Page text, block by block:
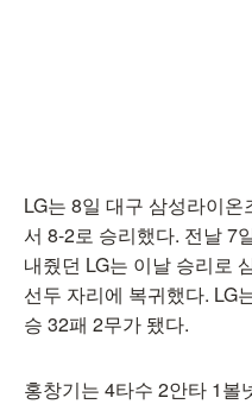
LG는 8일 대구 삼성라이
서 8-2로 승리했다. 전날 7
내줬던 LG는 이날 승리로
선두 자리에 복귀했다. LG
승 32패 2무가 됐다.
홍창기는 4타수 2안타 1볼